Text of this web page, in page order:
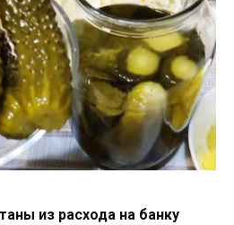
из расхода на банку